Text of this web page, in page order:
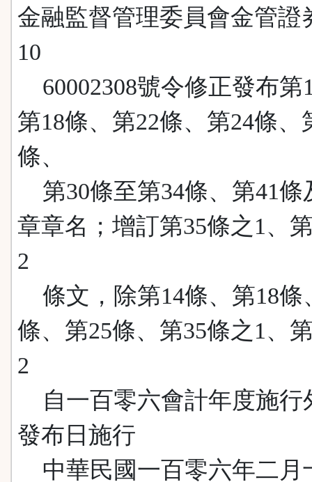
金融監督管理委員會金管證
10
60002308號令修正發布第
第18條、第22條、第24條、
條、
第30條至第34條、第41條
章章名；增訂第35條之1、
2
條文，除第14條、第18條
條、第25條、第35條之1、
2
自一百零六會計年度施行
發布日施行
中華民國一百零六年二月